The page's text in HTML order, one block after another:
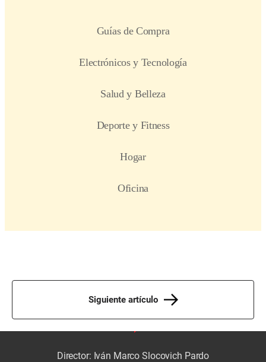
Siguiente artículo
Director: Iván Marco Slocovich Pardo